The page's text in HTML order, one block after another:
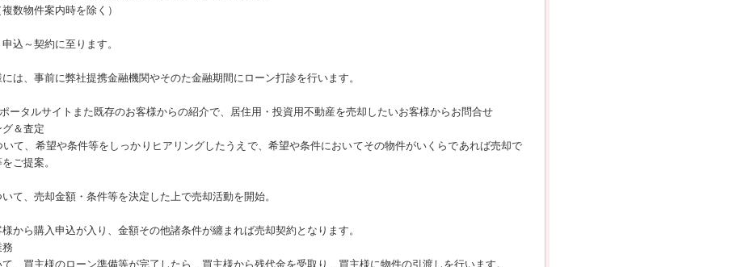
数物件案内時を除く）
込～契約に至ります。
は、事前に弊社提携金融機関やそのた金融期間にローン打診を行います。
ータルサイトまた既存のお客様からの紹介で、居住用・投資用不動産を売却したいお客様からお問合せ
＆査定
て、希望や条件等をしっかりヒアリングしたうえで、希望や条件においてその物件がいくらであれば売却で
ご提案。
て、売却金額・条件等を決定した上で売却活動を開始。
から購入申込が入り、金額その他諸条件が纏まれば売却契約となります。
務
、買主様のローン準備等が完了したら、買主様から残代金を受取り、買主様に物件の引渡しを行います。